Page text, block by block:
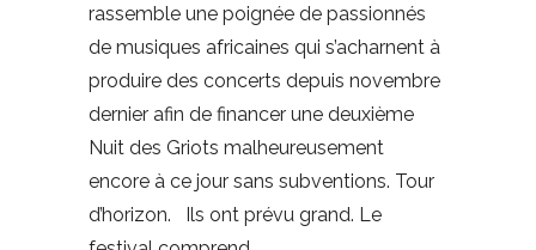
rassemble une poignée de passionnés
de musiques africaines qui s’acharnent à
produire des concerts depuis novembre
dernier afin de financer une deuxième
Nuit des Griots malheureusement
encore à ce jour sans subventions. Tour
d’horizon. Ils ont prévu grand. Le